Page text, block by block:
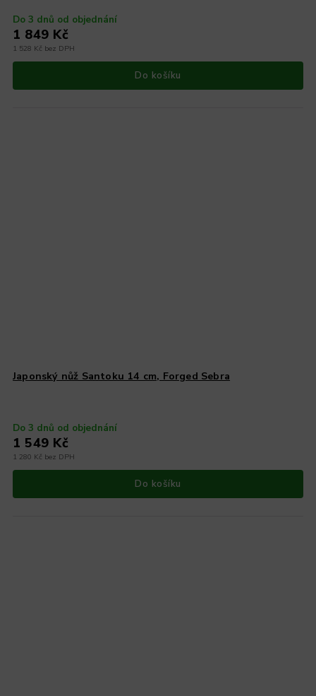
Do 3 dnů od objednání
1 528 Kč bez DPH
1 849 Kč
Do košíku
Japonský nůž Santoku 14 cm, Forged Sebra
Do 3 dnů od objednání
1 280 Kč bez DPH
1 549 Kč
Do košíku